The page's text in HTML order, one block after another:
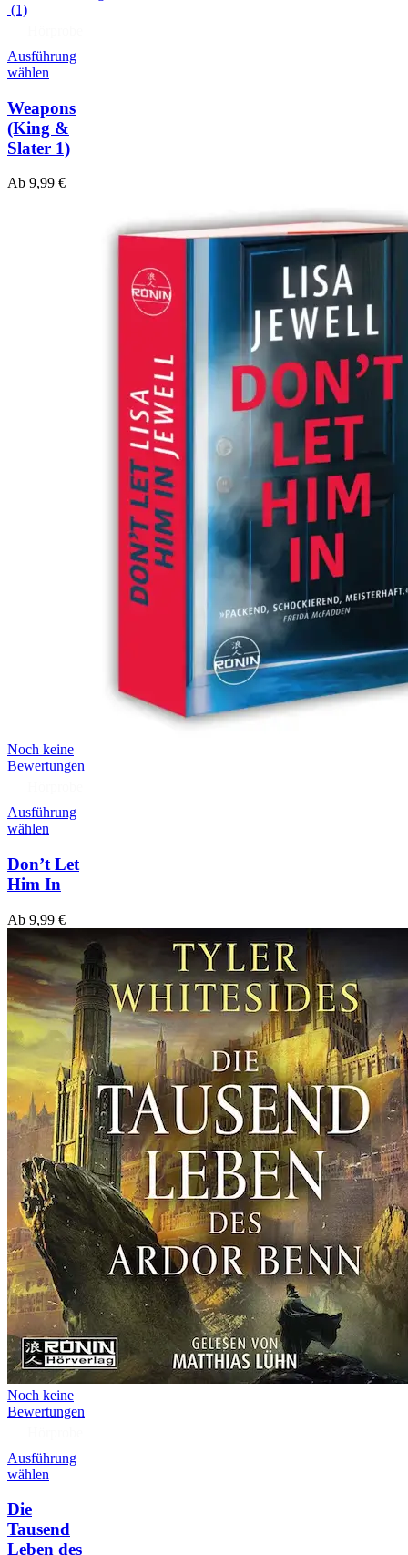
(1)
Ausführung
wählen
Weapons
(King &
Slater 1)
Ab 9,99 €
Noch keine
Bewertungen
Ausführung
wählen
Don’t Let
Him In
Ab 9,99 €
Noch keine
Bewertungen
Ausführung
wählen
Die
Tausend
Leben des